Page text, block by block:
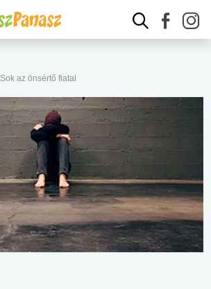
Sok az önsértő fiatal